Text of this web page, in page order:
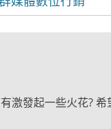
激發起一些火花? 希